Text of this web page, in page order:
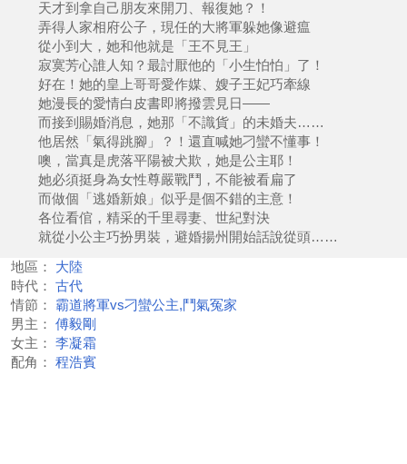
天才到拿自己朋友來開刀、報復她？！
弄得人家相府公子，現任的大將軍躲她像避瘟
從小到大，她和他就是「王不見王」
寂寞芳心誰人知？最討厭他的「小生怕怕」了！
好在！她的皇上哥哥愛作媒、嫂子王妃巧牽線
她漫長的愛情白皮書即將撥雲見日——
而接到賜婚消息，她那「不識貨」的未婚夫……
他居然「氣得跳腳」？！還直喊她刁蠻不懂事！
噢，當真是虎落平陽被犬欺，她是公主耶！
她必須挺身為女性尊嚴戰鬥，不能被看扁了
而做個「逃婚新娘」似乎是個不錯的主意！
各位看倌，精采的千里尋妻、世紀對決
就從小公主巧扮男裝，避婚揚州開始話說從頭……
地區：
大陸
時代：
古代
情節：
霸道將軍vs刁蠻公主,鬥氣冤家
男主：
傅毅剛
女主：
李凝霜
配角：
程浩賓